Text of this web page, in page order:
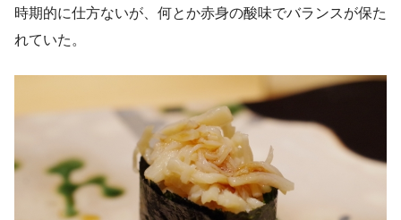
時期的に仕方ないが、何とか赤身の酸味でバランスが保た
れていた。